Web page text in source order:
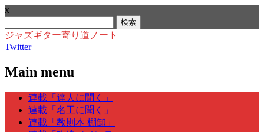
x
索:
ジャズギター寄り道ノート
Twitter
Main menu
Skip
content
連載「達人に聞く」
連載「名工に聞く」
連載「教則本 棚卸」